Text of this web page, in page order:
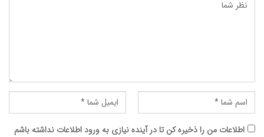
اطلاعات من را ذخیره کن تا در آینده نیازی به ورود اطلاعات نداشته باشم